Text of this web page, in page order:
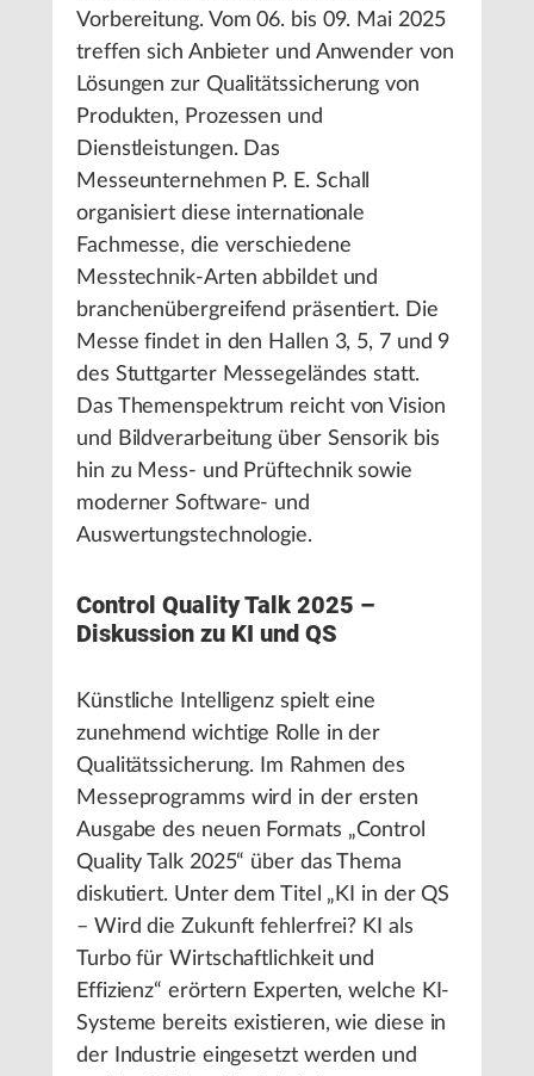
Vorbereitung. Vom 06. bis 09. Mai 2025
treffen sich Anbieter und Anwender von
Lösungen zur Qualitätssicherung von
Produkten, Prozessen und
Dienstleistungen. Das
Messeunternehmen P. E. Schall
organisiert diese internationale
Fachmesse, die verschiedene
Messtechnik-Arten abbildet und
branchenübergreifend präsentiert. Die
Messe findet in den Hallen 3, 5, 7 und 9
des Stuttgarter Messegeländes statt.
Das Themenspektrum reicht von Vision
und Bildverarbeitung über Sensorik bis
hin zu Mess- und Prüftechnik sowie
moderner Software- und
Auswertungstechnologie.
Control Quality Talk 2025 –
Diskussion zu KI und QS
Künstliche Intelligenz spielt eine
zunehmend wichtige Rolle in der
Qualitätssicherung. Im Rahmen des
Messeprogramms wird in der ersten
Ausgabe des neuen Formats „Control
Quality Talk 2025“ über das Thema
diskutiert. Unter dem Titel „KI in der QS
– Wird die Zukunft fehlerfrei? KI als
Turbo für Wirtschaftlichkeit und
Effizienz“ erörtern Experten, welche KI-
Systeme bereits existieren, wie diese in
der Industrie eingesetzt werden und